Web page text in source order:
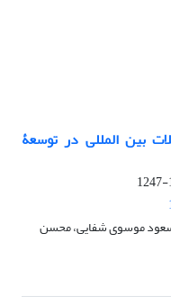
بین ‏المللی در توسعۀ
مسعود موسوی شفایی، محسن